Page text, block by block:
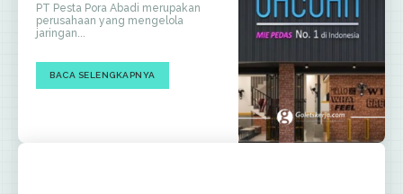
PT Pesta Pora Abadi merupakan
perusahaan yang mengelola
jaringan...
BACA SELENGKAPNYA